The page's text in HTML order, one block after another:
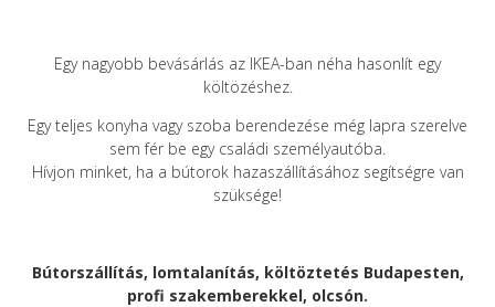
Egy nagyobb bevásárlás az IKEA-ban néha hasonlít egy
költözéshez.
Egy teljes konyha vagy szoba berendezése még lapra szerelve
sem fér be egy családi személyautóba.
Hívjon minket, ha a bútorok hazaszállításához segítségre van
szüksége!
Bútorszállítás, lomtalanítás, költöztetés Budapesten,
profi szakemberekkel, olcsón.